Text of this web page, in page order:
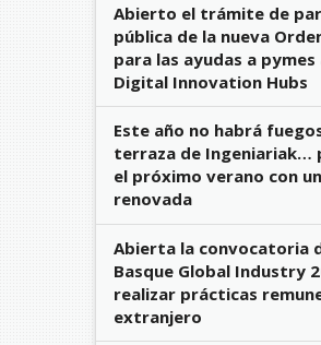
Abierto el trámite de
pública de la nueva
para las ayudas a
Digital Innovation Hubs
Este año no habrá
terraza de Ingeniariak…
el próximo verano con
renovada
Abierta la convocatoria
Basque Global Industry
realizar prácticas
extranjero